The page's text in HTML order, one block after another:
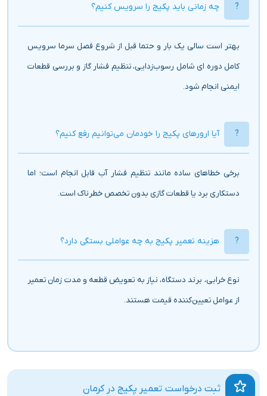
چه زمانی باید پکیج را سرویس کنیم؟
بهتر است سالی یک‌ بار و حتما قبل از شروع فصل سرما سرویس
کامل دوره ای شامل رسوب‌زدایی، تنظیم فشار گاز و بررسی قطعات
ایمنی انجام شود.
آیا ارورهای پکیج را خودمان می‌توانیم رفع کنیم؟
برخی خطاهای ساده مانند تنظیم فشار آب قابل انجام است؛ اما
دستکاری برد یا قطعات گازی بدون تخصص خطرناک است.
هزینه تعمیر پکیج به چه عواملی بستگی دارد؟
نوع خرابی، برند دستگاه، نیاز به تعویض قطعه و مدت زمان تعمیر
از عوامل تعیین‌کننده قیمت هستند.
ثبت درخواست تعمیر پکیج در کرمان